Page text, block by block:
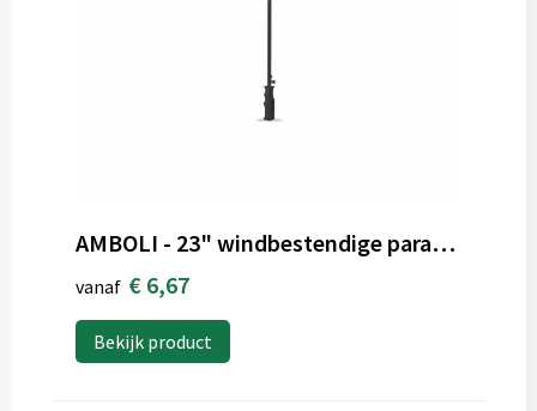
AMBOLI - 23" windbestendige paraplu
vanaf € 6,67
Bekijk product